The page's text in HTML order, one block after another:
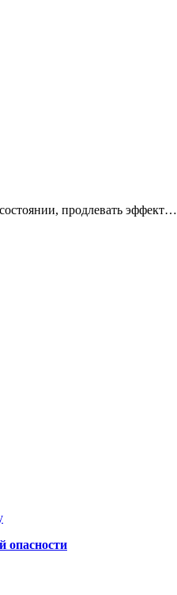
продлевать эффект…
опасности